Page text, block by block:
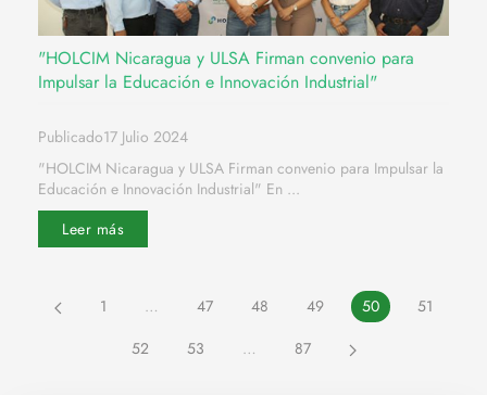
"HOLCIM Nicaragua y ULSA Firman convenio para
Impulsar la Educación e Innovación Industrial"
Publicado17 Julio 2024
"HOLCIM Nicaragua y ULSA Firman convenio para Impulsar la
Educación e Innovación Industrial" En ...
Leer más
1 … 47 48 49 50
51
52
53 … 87